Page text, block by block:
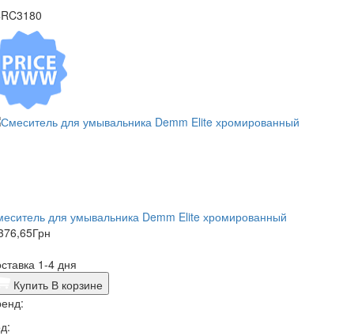
для умывальника Demm Elite хромированный
Грн
1-4 дня
Купить В корзине